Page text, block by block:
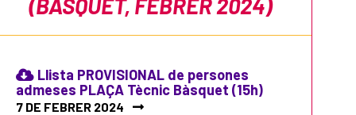
(BÀSQUET, FEBRER 2024)
Llista PROVISIONAL de persones
admeses PLAÇA Tècnic Bàsquet (15h)
7 DE FEBRER 2024